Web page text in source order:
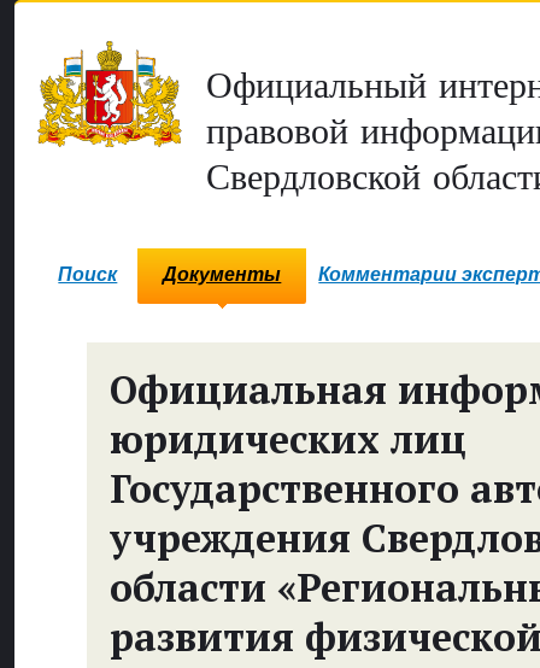
Официальный
правовой
Свердловской
Поиск Документы Комментарии
Официальная
юридических лиц
Государственного
учреждения
области
развития